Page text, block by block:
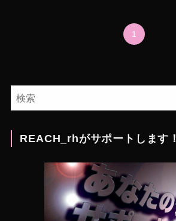
1
REACH_rhがサポートします！